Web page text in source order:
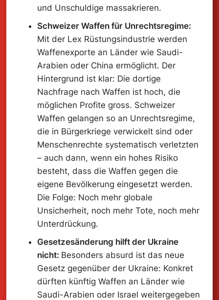
und Unschuldige massakrieren.
Schweizer Waffen für Unrechtsregime:
Mit der Lex Rüstungsindustrie werden
Waffenexporte an Länder wie Saudi-
Arabien oder China ermöglicht. Der
Hintergrund ist klar: Die dortige
Nachfrage nach Waffen ist hoch, die
möglichen Profite gross. Schweizer
Waffen gelangen so an Unrechtsregime,
die in Bürgerkriege verwickelt sind oder
Menschenrechte systematisch verletzten
– auch dann, wenn ein hohes Risiko
besteht, dass die Waffen gegen die
eigene Bevölkerung eingesetzt werden.
Die Folge: Noch mehr globale
Unsicherheit, noch mehr Tote, noch mehr
Unterdrückung.
Gesetzesänderung hilft der Ukraine
nicht: Besonders absurd ist das neue
Gesetz gegenüber der Ukraine: Konkret
dürften künftig Waffen an Länder wie
Saudi-Arabien oder Israel weitergegeben